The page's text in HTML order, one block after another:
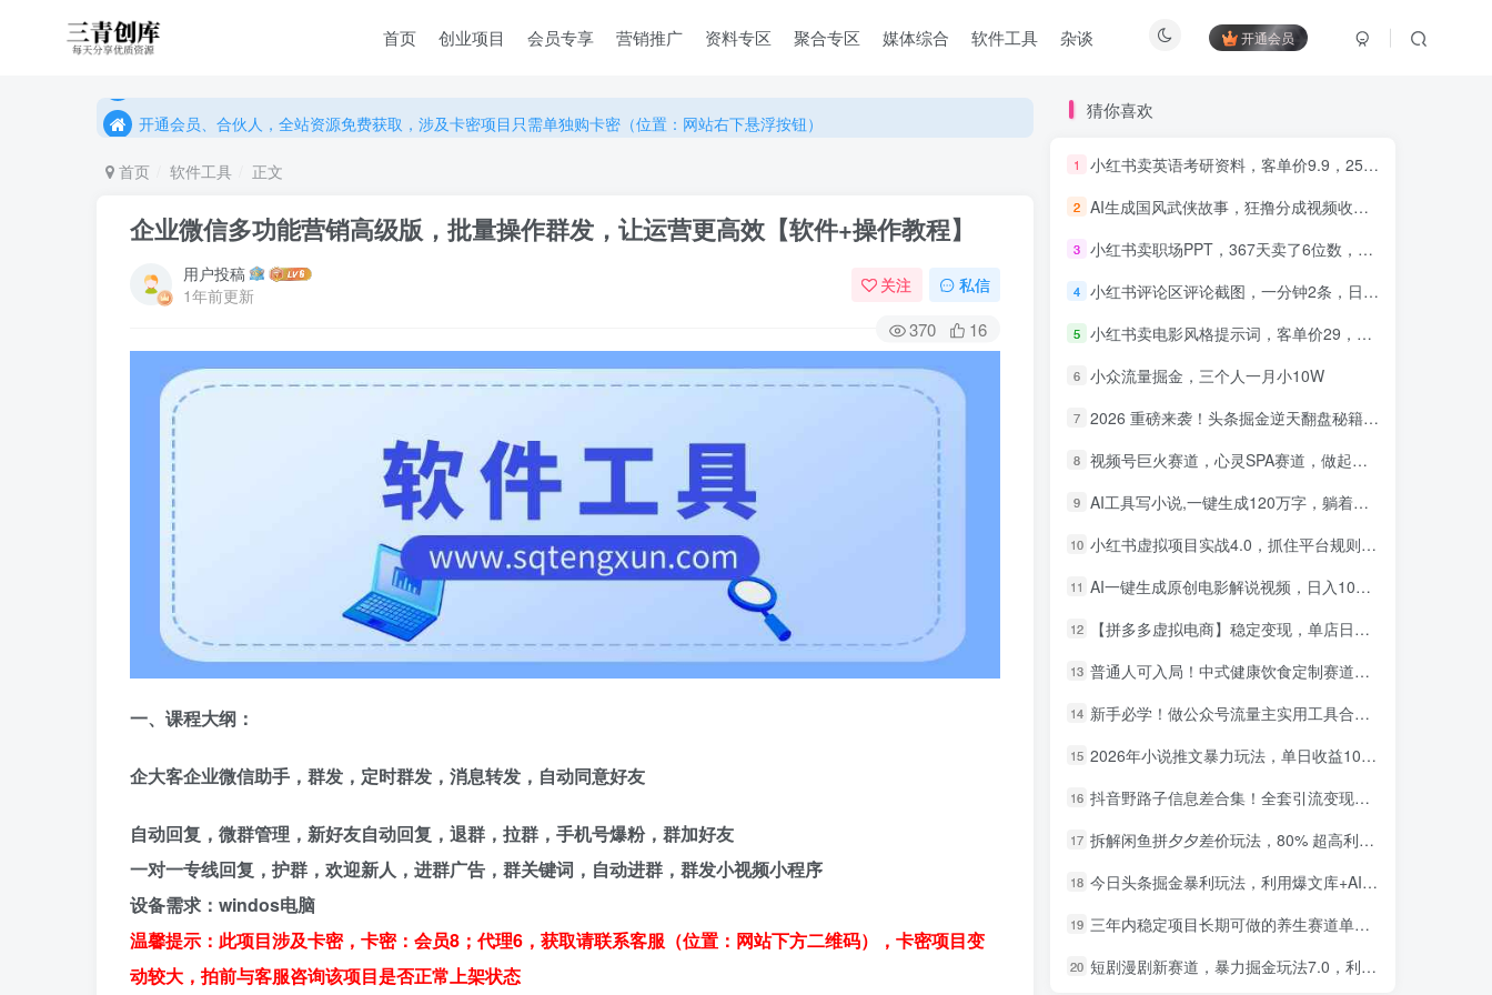
开通会员
首页 创业项目 会员专享 营销推广 资料专区 聚合专区 媒体综合 软件工具 杂谈
开通会员、合伙人，全站资源免费获取，涉及卡密项目只需单独购卡密（位置：网站右下悬浮按钮）
开通会员、合伙人，全站资源免费获取，涉及卡密项目只需单独购卡密（位置：网站右下悬浮按钮）
首页 软件工具 正文
企业微信多功能营销高级版，批量操作群发，让运营更高效【软件+操作教程】
用户投稿
1年前更新
关注 私信
370 16
一、 课程大纲：
企大客企业微信助手 ，群发，定时群发，消息转发，自动同意好友
自动回复，微群管理，新好友自动回复，退群，拉群，手机号爆粉，群加好友
一对一专线回复，护群，欢迎新人，进群广告，群关键词，自动进群，群发小视频小程序
设备需求：windos电脑
温馨提示：此项目涉及卡密，卡密：会员8；代理6，获取请联系客服（位置：网站下方二维码），卡密项目变
动较大，拍前与客服咨询该项目是否正常上架状态
猜你喜欢
1 小红书卖英语考研资料，客单价9.9，250天卖了16w!
2 AI生成国风武侠故事，狂撸分成视频收益，轻松日入1000+【可多平台分发】！
3 小红书卖职场PPT，367天卖了6位数，从0-1全流程讲解
4 小红书评论区评论截图，一分钟2条，日入几千，多劳多得!
5 小红书卖电影风格提示词，客单价29，50多天卖了790单，小白直接抄作业！
6 小众流量掘金，三个人一月小10W
7 2026 重磅来袭！头条掘金逆天翻盘秘籍，AI 一键打造爆款内容，只需简单复制粘贴，日入 1000 + 轻松实现！
8 视频号巨火赛道，心灵SPA赛道，做起来超简单，每天收益800+！
9 AI工具写小说,一键生成120万字，躺着也能赚，月入2w+！
10 小红书虚拟项目实战4.0，抓住平台规则调整，单店日入500+！
11 AI一键生成原创电影解说视频，日入1000+！
12 【拼多多虚拟电商】稳定变现，单店日利润500+，软件挂机全自动发货，轻松实现月入1w+！
13 普通人可入局！中式健康饮食定制赛道，AI 十分钟做爆款，变现超给力
14 新手必学！做公众号流量主实用工具合集，从选题到变现，一篇搞定（新手必备）
15 2026年小说推文暴力玩法，单日收益1000+，小白看完即可上手
16 抖音野路子信息差合集！全套引流变现玩法，保姆级拆解
17 拆解闲鱼拼夕夕差价玩法，80% 超高利润，日入轻松过千
18 今日头条掘金暴利玩法，利用爆文库+AI辅助，轻松矩阵、当天起号，简单粗暴，日入1000+
19 三年内稳定项目长期可做的养生赛道单条视频收入2200
20 短剧漫剧新赛道，暴力掘金玩法7.0，利用最权威的去重技术，号称单日可收益最高1w+
知识付费5.0，重磅更新 平台
才是王道，长期稳定项目
1 小红书卖英语考研资料，客单价9.9，250天卖了16w!
2 AI生成国风武侠故事，狂撸分成视频收益，轻松日入1000+【可多平台分发】！
3 小红书卖职场PPT，367天卖了6位数，从0-1全流程讲解
4 小红书评论区评论截图，一分钟2条，日入几千，多劳多得!
5 小红书卖电影风格提示词，客单价29，50多天卖了790单，小白直接抄作业！